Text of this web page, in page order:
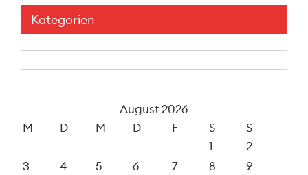
Kategorien
August 2026
M
D M D F S
S
1
2
3
4 5 6 7 8
9